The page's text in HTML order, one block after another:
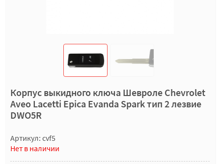
Корпус выкидного ключа Шевроле Chevrolet
Aveo Lacetti Epica Evanda Spark тип 2 лезвие
DWO5R
Артикул: cvf5
Нет в наличии